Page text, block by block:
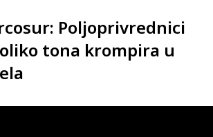
Poljoprivrednici
tona krompira u